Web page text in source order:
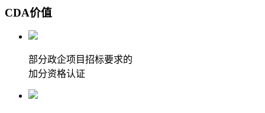
CDA价值
部分政企项目招标要求的
加分资格认证